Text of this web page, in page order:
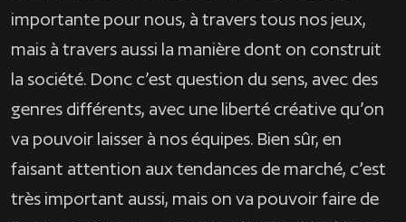
importante pour nous, à travers tous nos jeux,
mais à travers aussi la manière dont on construit
la société. Donc c’est question du sens, avec des
genres différents, avec une liberté créative qu’on
va pouvoir laisser à nos équipes. Bien sûr, en
faisant attention aux tendances de marché, c’est
très important aussi, mais on va pouvoir faire de